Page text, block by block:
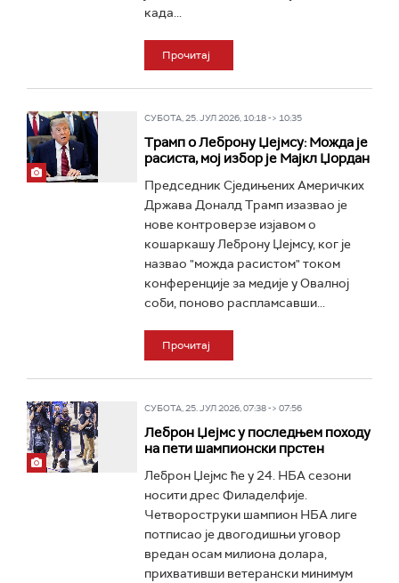
када...
Прочитај
СУБОТА, 25. ЈУЛ 2026, 10:18 -> 10:35
Трамп о Леброну Џејмсу: Можда је
расиста, мој избор је Мајкл Џордан
Председник Сједињених Америчких
Држава Доналд Трамп изазвао је
нове контроверзе изјавом о
кошаркашу Леброну Џејмсу, ког је
назвао "можда расистом" током
конференције за медије у Овалној
соби, поново распламсавши...
Прочитај
СУБОТА, 25. ЈУЛ 2026, 07:38 -> 07:56
Леброн Џејмс у последњем походу
на пети шампионски прстен
Леброн Џејмс ће у 24. НБА сезони
носити дрес Филаделфије.
Четвороструки шампион НБА лиге
потписао је двогодишњи уговор
вредан осам милиона долара,
прихвативши ветерански минимум